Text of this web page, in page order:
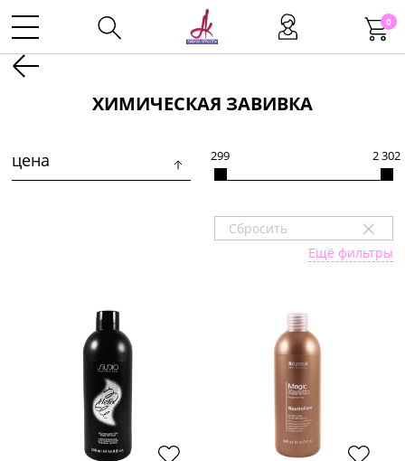
0
Маникюр
Одноразовая продукция
Уход за кожей
ХИМИЧЕСКАЯ ЗАВИВКА
цена 299 2 302
Сбросить +
Ещё фильтры